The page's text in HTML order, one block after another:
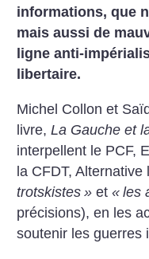
informations, que
mais aussi de
ligne anti-
libertaire.
Michel Collon et
livre,La Gauche et
interpellent le PCF,
la CFDT,
trotskistes » et« les
précisions), en les
soutenir les guerres